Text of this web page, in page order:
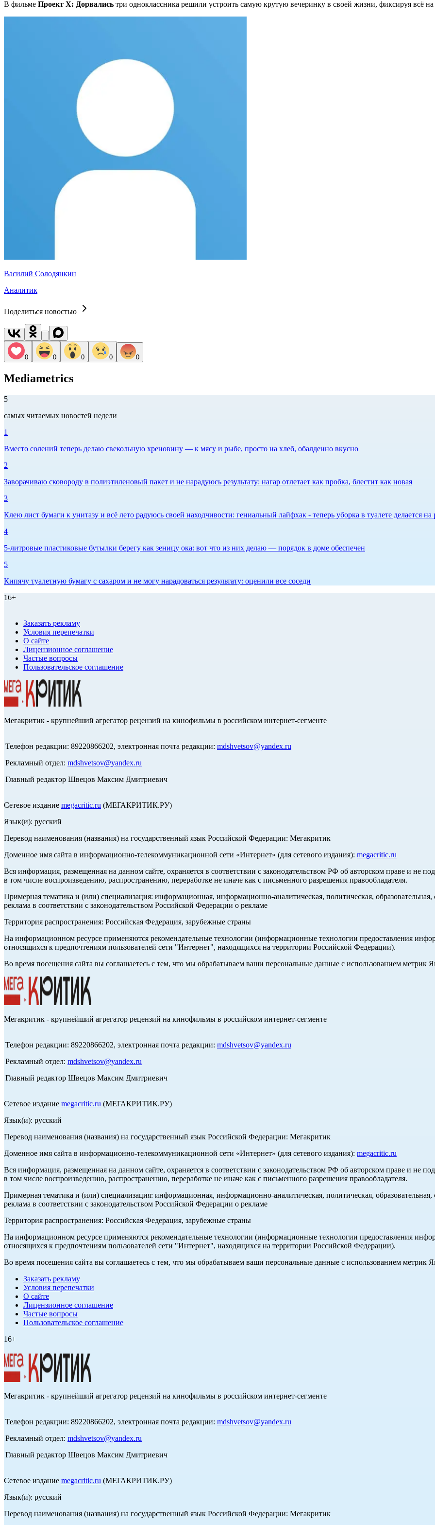
В фильме Проект X: Дорвались три одноклассника решили устроить самую крутую вечеринку в своей жизни, фиксируя всё
Василий Солодянкин
Аналитик
Поделиться новостью
0 0 0 0 0
Mediametrics
5
самых читаемых новостей недели
1
Вместо солений теперь делаю свекольную хреновину — к мясу и рыбе, просто на хлеб, обалденно вкусно
2
Заворачиваю сковороду в полиэтиленовый пакет и не нарадуюсь результату: нагар отлетает как пробка, блестит как новая
3
Клею лист бумаги к унитазу и всё лето радуюсь своей находчивости: гениальный лайфхак - теперь уборка в туалете делается на
4
5-литровые пластиковые бутылки берегу как зеницу ока: вот что из них делаю — порядок в доме обеспечен
5
Кипячу туалетную бумагу с сахаром и не могу нарадоваться результату: оценили все соседи
16+
Заказать рекламу
Условия перепечатки
О сайте
Лицензионное соглашение
Частые вопросы
Пользовательское соглашение
Мегакритик - крупнейший агрегатор рецензий на кинофильмы в российском интернет-сегменте
Телефон редакции: 89220866202, электронная почта редакции: mdshvetsov@yandex.ru
Рекламный отдел: mdshvetsov@yandex.ru
Главный редактор Швецов Максим Дмитриевич
Сетевое издание megacritic.ru (МЕГАКРИТИК.РУ)
Язык(и): русский
Перевод наименования (названия) на государственный язык Российской Федерации: Мегакритик
Доменное имя сайта в информационно-телекоммуникационной сети «Интернет» (для сетевого издания): megacritic.ru
Вся информация, размещенная на данном сайте, охраняется в соответствии с законодательством РФ об авторском праве и не
в том числе воспроизведению, распространению, переработке не иначе как с письменного разрешения правообладателя.
Примерная тематика и (или) специализация: информационная, информационно-аналитическая, политическая, образовательная,
реклама в соответствии с законодательством Российской Федерации о рекламе
Территория распространения: Российская Федерация, зарубежные страны
На информационном ресурсе применяются рекомендательные технологии (информационные технологии предоставления
относящихся к предпочтениям пользователей сети "Интернет", находящихся на территории Российской Федерации).
Во время посещения сайта вы соглашаетесь с тем, что мы обрабатываем ваши персональные данные с использованием метрик
Мегакритик - крупнейший агрегатор рецензий на кинофильмы в российском интернет-сегменте
Телефон редакции: 89220866202, электронная почта редакции: mdshvetsov@yandex.ru
Рекламный отдел: mdshvetsov@yandex.ru
Главный редактор Швецов Максим Дмитриевич
Сетевое издание megacritic.ru (МЕГАКРИТИК.РУ)
Язык(и): русский
Перевод наименования (названия) на государственный язык Российской Федерации: Мегакритик
Доменное имя сайта в информационно-телекоммуникационной сети «Интернет» (для сетевого издания): megacritic.ru
Вся информация, размещенная на данном сайте, охраняется в соответствии с законодательством РФ об авторском праве и не
в том числе воспроизведению, распространению, переработке не иначе как с письменного разрешения правообладателя.
Примерная тематика и (или) специализация: информационная, информационно-аналитическая, политическая, образовательная,
реклама в соответствии с законодательством Российской Федерации о рекламе
Территория распространения: Российская Федерация, зарубежные страны
На информационном ресурсе применяются рекомендательные технологии (информационные технологии предоставления
относящихся к предпочтениям пользователей сети "Интернет", находящихся на территории Российской Федерации).
Во время посещения сайта вы соглашаетесь с тем, что мы обрабатываем ваши персональные данные с использованием метрик
Заказать рекламу
Условия перепечатки
О сайте
Лицензионное соглашение
Частые вопросы
Пользовательское соглашение
16+
Мегакритик - крупнейший агрегатор рецензий на кинофильмы в российском интернет-сегменте
Телефон редакции: 89220866202, электронная почта редакции: mdshvetsov@yandex.ru
Рекламный отдел: mdshvetsov@yandex.ru
Главный редактор Швецов Максим Дмитриевич
Сетевое издание megacritic.ru (МЕГАКРИТИК.РУ)
Язык(и): русский
Перевод наименования (названия) на государственный язык Российской Федерации: Мегакритик